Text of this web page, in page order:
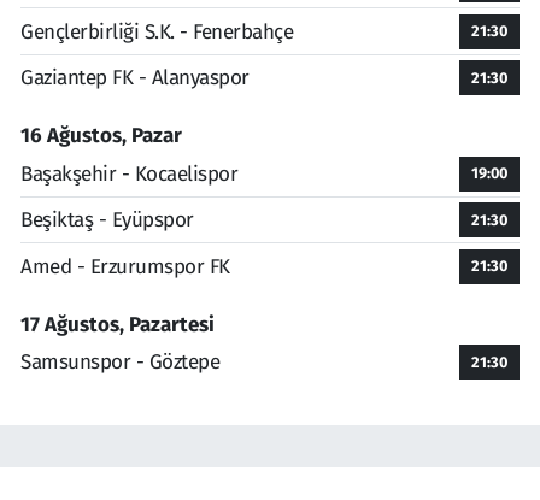
Gençlerbirliği S.K. - Fenerbahçe 21:30
Gaziantep FK - Alanyaspor 21:30
16 Ağustos, Pazar
Başakşehir - Kocaelispor
19:00
Beşiktaş - Eyüpspor 21:30
Amed - Erzurumspor FK 21:30
17 Ağustos, Pazartesi
Samsunspor - Göztepe
21:30